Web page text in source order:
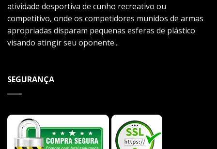
atividade desportiva de cunho recreativo ou
competitivo, onde os competidores munidos de armas
apropriadas disparam pequenas esferas de plástico
visando atingir seu oponente...
SEGURANÇA